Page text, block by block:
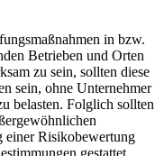
in bzw.
Betrieben und Orten
zu sein, sollten diese
sein, ohne Unternehmer
belasten. Folglich sollten
einer Risikobewertung